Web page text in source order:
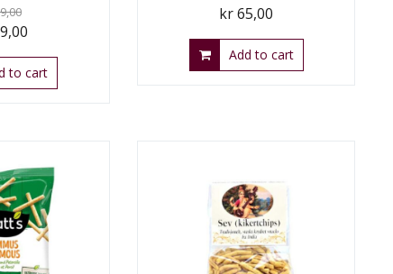
Current
price
is:
to cart
kr65,00
Add to cart